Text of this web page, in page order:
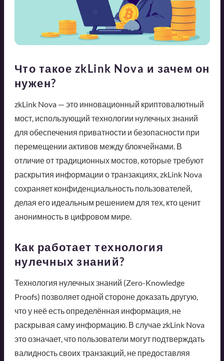
Что такое zkLink Nova и зачем он
нужен?
zkLink Nova — это инновационный криптовалютный
мост, использующий технологии нулечных знаний
для обеспечения приватности и безопасности при
перемещении активов между блокчейнами. В
отличие от традиционных мостов, которые требуют
раскрытия информации о транзакциях, zkLink Nova
сохраняет конфиденциальность пользователей,
делая его идеальным решением для тех, кто ценит
анонимность в цифровом мире.
Как работает технология
нулечных знаний?
Технология нулечных знаний (Zero-Knowledge
Proofs) позволяет одной стороне доказать другую,
что у неё есть определённая информация, не
раскрывая саму информацию. В случае zkLink Nova
это означает, что пользователи могут подтверждать
валидность своих транзакций, не предоставляя